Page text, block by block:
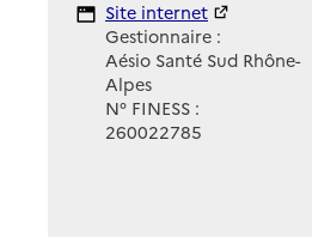
Site Internet
Site internet
Gestionnaire :
Aésio Santé Sud Rhône-
Alpes
N° FINESS :
260022785